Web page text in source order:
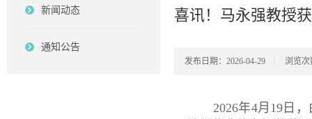
新闻动态
通知公告
喜讯！马永强教授
发布日期：2026-04-29 浏览次
2026年4月19日